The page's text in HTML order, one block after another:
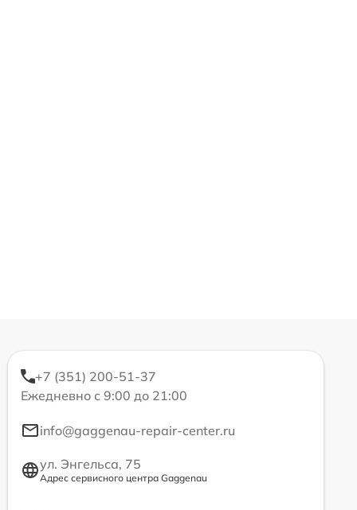
+7 (351) 200-51-37
Ежедневно с 9:00 до 21:00
info@gaggenau-repair-center.ru
ул. Энгельса, 75
Адрес сервисного центра Gaggenau